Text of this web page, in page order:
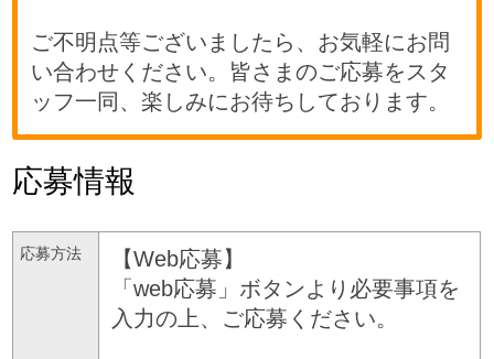
ご不明点等ございましたら、お気軽にお問
い合わせください。皆さまのご応募をスタ
ッフ一同、楽しみにお待ちしております。
応募情報
応募方法
【Web応募】
「web応募」ボタンより必要事項を
入力の上、ご応募ください。